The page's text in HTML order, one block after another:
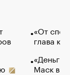
«От
глава
«Деньги
Маск в